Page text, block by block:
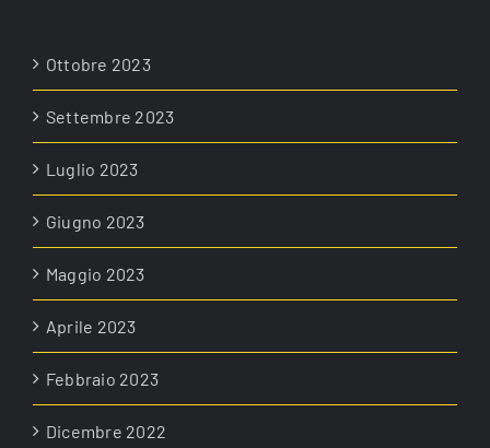
Ottobre 2023
Settembre 2023
Luglio 2023
Giugno 2023
Maggio 2023
Aprile 2023
Febbraio 2023
Dicembre 2022